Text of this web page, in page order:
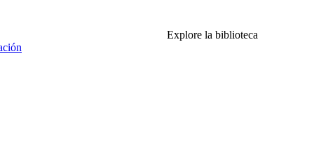
Explore la biblioteca